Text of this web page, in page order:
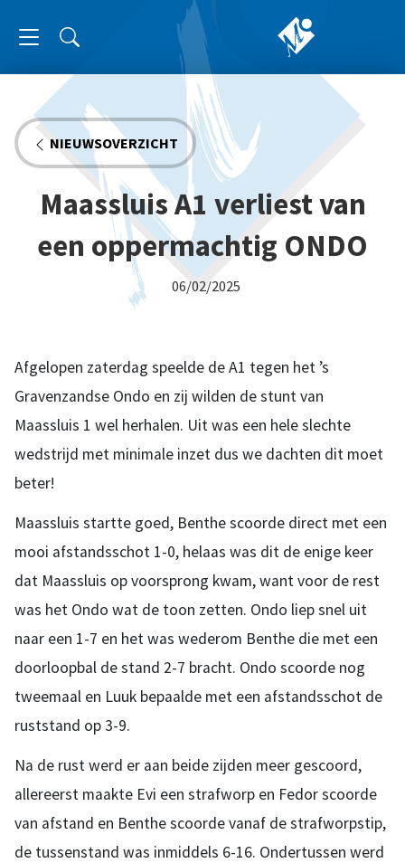
NIEUWSOVERZICHT
Maassluis A1 verliest van
een oppermachtig ONDO
06/02/2025
Afgelopen zaterdag speelde de A1 tegen het ’s
Gravenzandse Ondo en zij wilden de stunt van
Maassluis 1 wel herhalen. Uit was een hele slechte
wedstrijd met minimale inzet dus we dachten dit moet
beter!
Maassluis startte goed, Benthe scoorde direct met een
mooi afstandsschot 1-0, helaas was dit de enige keer
dat Maassluis op voorsprong kwam, want voor de rest
was het Ondo wat de toon zetten. Ondo liep snel uit
naar een 1-7 en het was wederom Benthe die met een
doorloopbal de stand 2-7 bracht. Ondo scoorde nog
tweemaal en Luuk bepaalde met een afstandsschot de
ruststand op 3-9.
Na de rust werd er aan beide zijden meer gescoord,
allereerst maakte Evi een strafworp en Fedor scoorde
van afstand en Benthe scoorde vanaf de strafworpstip,
de tussenstand was inmiddels 6-16. Ondertussen werd